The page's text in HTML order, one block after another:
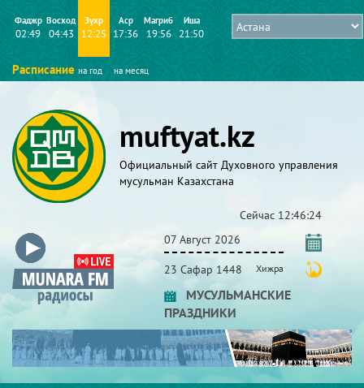
Фаджр
02:49
Восход
04:43
Зухр
12:25
Аср
17:36
Магриб
19:56
Иша
21:50
Расписание на год на месяц
muftyat.kz
Официальный сайт Духовного управления
мусульман Казахстана
Сейчас 12:46:24
07 Август 2026
23 Сафар 1448 Хижра
МУСУЛЬМАНСКИЕ
ПРАЗДНИКИ